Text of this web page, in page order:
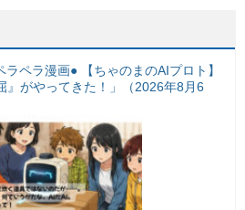
ペラ漫画● 【ちゃのまのAIプロト】
』がやってきた！」（2026年8月6